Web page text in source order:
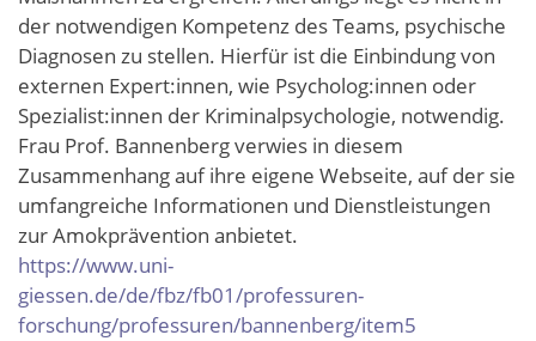
der notwendigen Kompetenz des Teams, psychische
Diagnosen zu stellen. Hierfür ist die Einbindung von
externen Expert:innen, wie Psycholog:innen oder
Spezialist:innen der Kriminalpsychologie, notwendig.
Frau Prof. Bannenberg verwies in diesem
Zusammenhang auf ihre eigene Webseite, auf der sie
umfangreiche Informationen und Dienstleistungen
zur Amokprävention anbietet.
https://www.uni-
giessen.de/de/fbz/fb01/professuren-
forschung/professuren/bannenberg/item5